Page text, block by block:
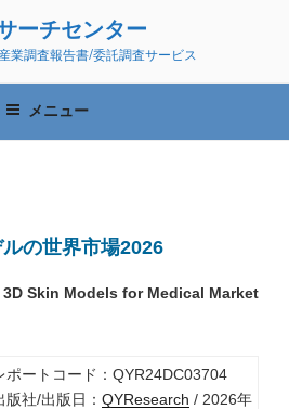
ーチセンター
業調査報告書/委託調査サービス
メニュー
の世界市場2026
Skin Models for Medical Market
ポートコード：QYR24DC03704
版社/出版日： QYResearch / 2026年